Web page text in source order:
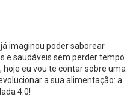
já imaginou poder saborear
e saudáveis ​​sem perder tempo
hoje eu vou te contar sobre uma
a sua alimentação: a
4.0!